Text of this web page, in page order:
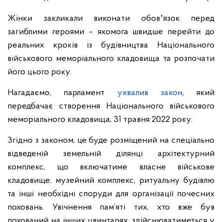
Жінки закликали виконати обовʼязок перед
загиблими героями – якомога швидше перейти до
реальних кроків із будівництва Національного
військового меморіального кладовища та розпочати
його цього року.
Нагадаємо, парламент ухвалив закон, який
передбачає створення Національного військового
меморіального кладовища, 31 травня 2022 року.
Згідно з законом, це буде розміщений на спеціально
відведеній земельній ділянці архітектурний
комплекс, що включатиме власне військове
кладовище, музейний комплекс, ритуальну будівлю
та інші необхідні споруди для організації почесних
поховань. Увічнення пам’яті тих, хто вже був